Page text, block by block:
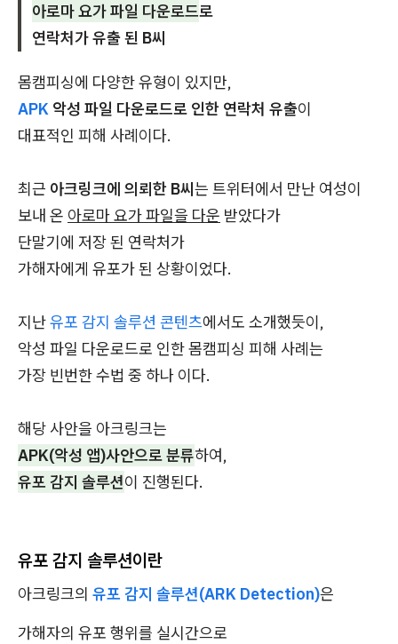
아로마 요가 파일 다운로드로
연락처가 유출 된 B씨
몸캠피싱에 다양한 유형이 있지만,
APK 악성 파일 다운로드로 인한 연락처 유출이
대표적인 피해 사례이다.
최근 아크링크에 의뢰한 B씨는 트위터에서 만난 여성이
보내 온 아로마 요가 파일을 다운 받았다가
단말기에 저장 된 연락처가
가해자에게 유포가 된 상황이었다.
지난유포 감지 솔루션 콘텐츠에서도 소개했듯이,
악성 파일 다운로드로 인한 몸캠피싱 피해 사례는
가장 빈번한 수법 중 하나 이다.
해당 사안을 아크링크는
APK(악성 앱)사안으로 분류하여,
유포 감지 솔루션이 진행된다.
유포 감지 솔루션이란
아크링크의 유포 감지 솔루션(ARK Detection)은
가해자의 유포 행위를 실시간으로